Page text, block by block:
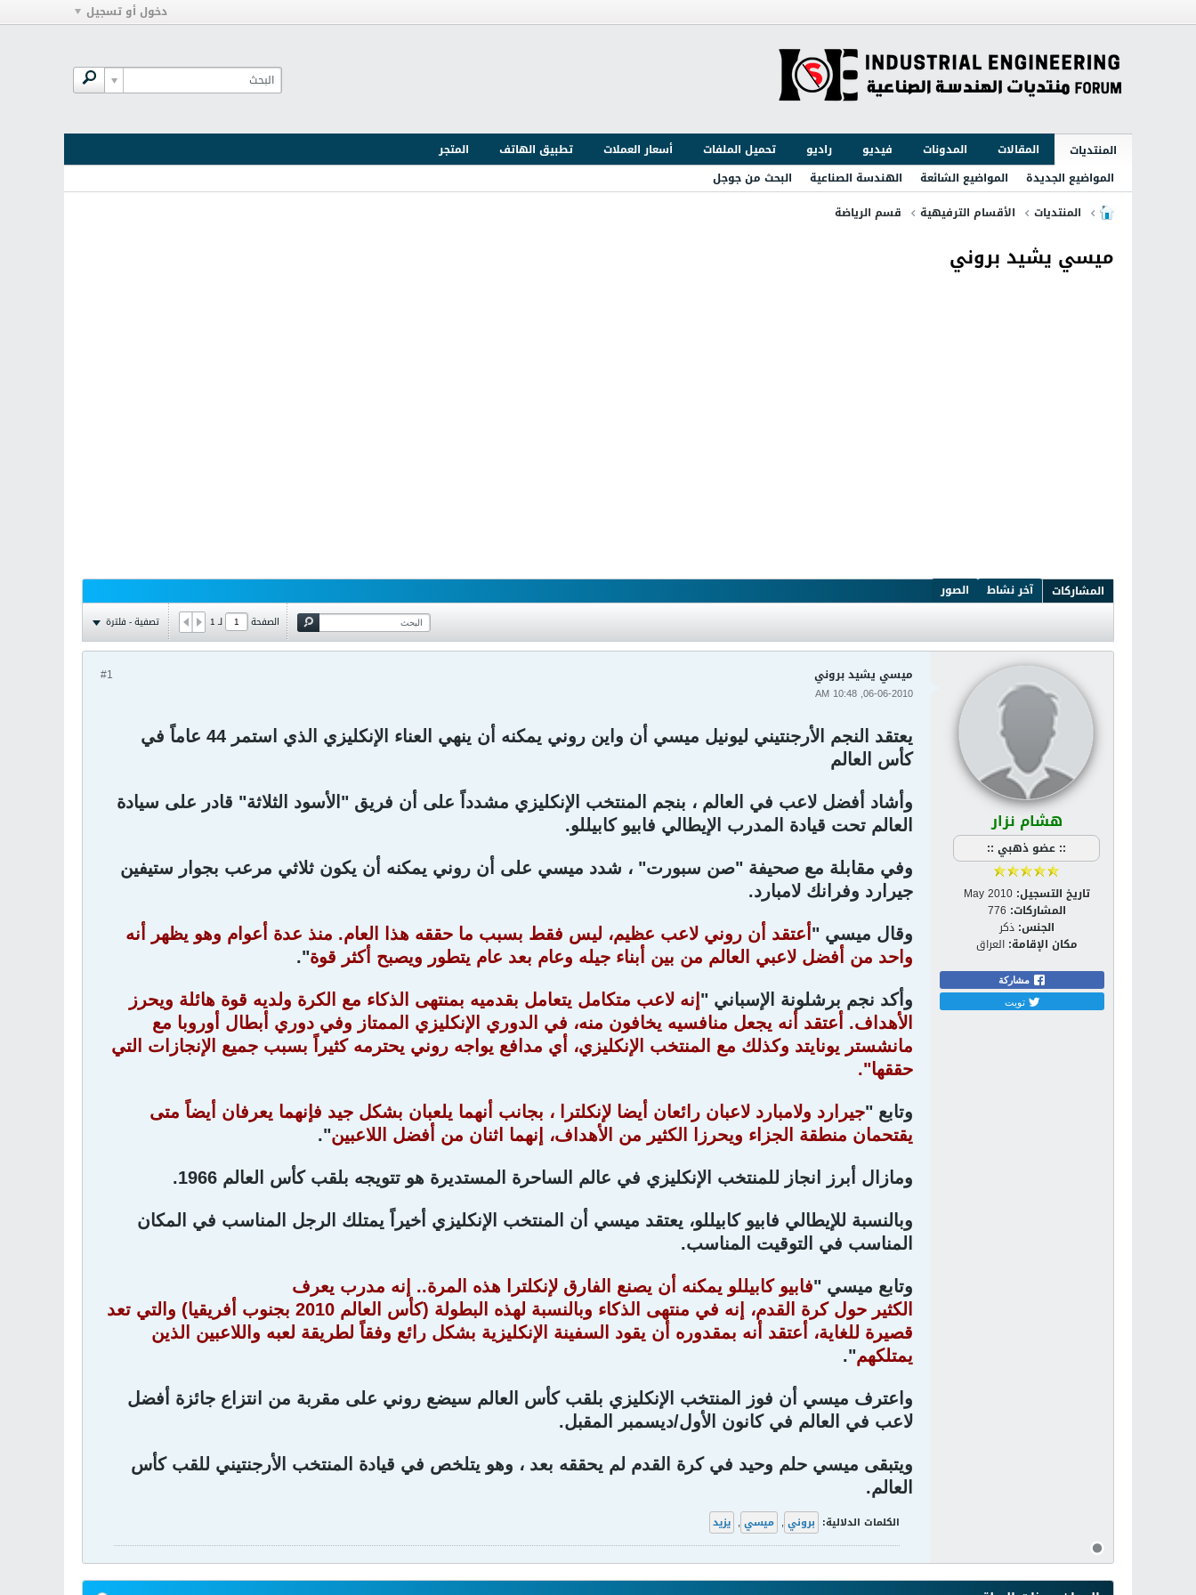
دخول أو تسجيل
المنتديات المقالات المدونات فيديو راديو تحميل الملفات أسعار العملات تطبيق الهاتف
المتجر
المواضيع الجديدة
المواضيع الشائعة الهندسة الصناعية
البحث من جوجل
المنتديات
الأقسام الترفيهية قسم الرياضة
ميسي يشيد بروني
المشاركات آخر نشاط الصور
الصفحة لـ1 تصفية - فلترة
هشام نزار
:: عضو ذهبي ::
تاريخ التسجيل: May 2010
المشاركات: 776
الجنس: ذكر
مكان الإقامة: العراق
مشاركة
تويت
#1 ميسي يشيد بروني
06-06-2010, 10:48 AM
يعتقد النجم الأرجنتيني ليونيل ميسي أن واين روني يمكنه أن ينهي العناء الإنكليزي الذي استمر 44 عاماً في
كأس العالم
وأشاد أفضل لاعب في العالم ، بنجم المنتخب الإنكليزي مشدداً على أن فريق "الأسود الثلاثة" قادر على سيادة
العالم تحت قيادة المدرب الإيطالي فابيو كابيللو.
وفي مقابلة مع صحيفة "صن سبورت" ، شدد ميسي على أن روني يمكنه أن يكون ثلاثي مرعب بجوار ستيفين
جيرارد وفرانك لامبارد.
وقال ميسي " أعتقد أن روني لاعب عظيم، ليس فقط بسبب ما حققه هذا العام. منذ عدة أعوام وهو يظهر أنه
واحد من أفضل لاعبي العالم من بين أبناء جيله وعام بعد عام يتطور ويصبح أكثر قوة".
وأكد نجم برشلونة الإسباني " إنه لاعب متكامل يتعامل بقدميه بمنتهى الذكاء مع الكرة ولديه قوة هائلة ويحرز
الأهداف. أعتقد أنه يجعل منافسيه يخافون منه، في الدوري الإنكليزي الممتاز وفي دوري أبطال أوروبا مع
مانشستر يونايتد وكذلك مع المنتخب الإنكليزي، أي مدافع يواجه روني يحترمه كثيراً بسبب جميع الإنجازات التي
حققها".
وتابع "جيرارد ولامبارد لاعبان رائعان أيضا لإنكلترا ، بجانب أنهما يلعبان بشكل جيد فإنهما يعرفان أيضاً متى
يقتحمان منطقة الجزاء ويحرزا الكثير من الأهداف، إنهما اثنان من أفضل اللاعبين".
ومازال أبرز انجاز للمنتخب الإنكليزي في عالم الساحرة المستديرة هو تتويجه بلقب كأس العالم 1966.
وبالنسبة للإيطالي فابيو كابيللو، يعتقد ميسي أن المنتخب الإنكليزي أخيراً يمتلك الرجل المناسب في المكان
المناسب في التوقيت المناسب.
وتابع ميسي "فابيو كابيللو يمكنه أن يصنع الفارق لإنكلترا هذه المرة.. إنه مدرب يعرف
الكثير حول كرة القدم، إنه في منتهى الذكاء وبالنسبة لهذه البطولة (كأس العالم 2010 بجنوب أفريقيا) والتي تعد
قصيرة للغاية، أعتقد أنه بمقدوره أن يقود السفينة الإنكليزية بشكل رائع وفقاً لطريقة لعبه واللاعبين الذين
يمتلكهم".
واعترف ميسي أن فوز المنتخب الإنكليزي بلقب كأس العالم سيضع روني على مقربة من انتزاع جائزة أفضل
لاعب في العالم في كانون الأول/ديسمبر المقبل.
ويتبقى ميسي حلم وحيد في كرة القدم لم يحققه بعد ، وهو يتلخص في قيادة المنتخب الأرجنتيني للقب كأس
العالم.
الكلمات الدلالية: بروني , ميسي , يزيد